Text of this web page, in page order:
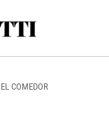
EL COMEDOR